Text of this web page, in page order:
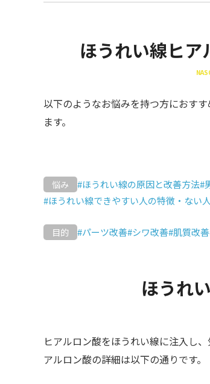
ほうれい線ヒ
以下のようなお悩みを持つ方におす
ます。
悩み #ほうれい線の原因と改善方法#
#ほうれい線できやすい人の特徴・ない
目的 #パーツ改善#シワ改善#肌質改善
ほうれ
ヒアルロン酸をほうれい線に注入し
アルロン酸の詳細は以下の通りです。